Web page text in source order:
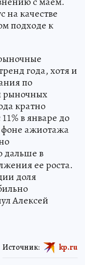
на качестве
подходе к
года, хотя и
по
рыночных
кратно
в январе до
фоне ажиотажа
дальше в
ее роста.
доля
Алексей
Источник: kp.ru